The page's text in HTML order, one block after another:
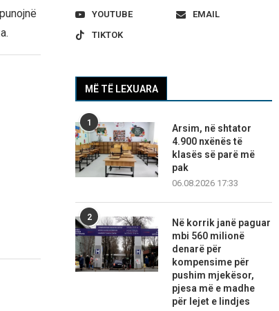
YOUTUBE
EMAIL
TIKTOK
MË TË LEXUARA
1
Arsim, në shtator
4.900 nxënës të
klasës së parë më
pak
06.08.2026 17:33
2
Në korrik janë paguar
mbi 560 milionë
denarë për
kompensime për
pushim mjekësor,
pjesa më e madhe
për lejet e lindjes